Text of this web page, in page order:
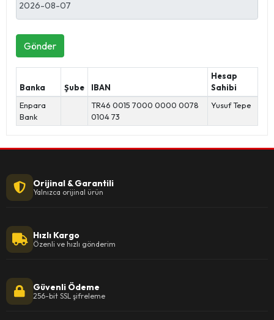
Gönder
Banka Şube IBAN
Hesap
Sahibi
Enpara
Bank
TR46 0015 7000 0000 0078
0104 73
Yusuf Tepe
Orijinal & Garantili
Yalnızca orijinal ürün
Hızlı Kargo
Özenli ve hızlı gönderim
Güvenli Ödeme
256-bit SSL şifreleme